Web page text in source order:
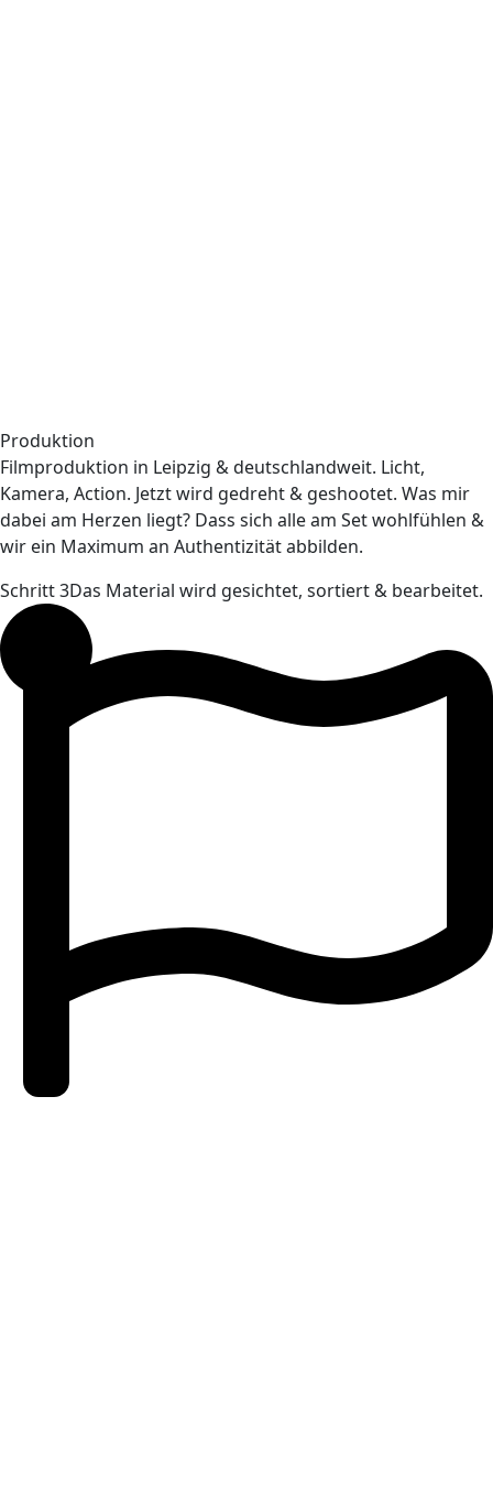
Produktion
Filmproduktion in Leipzig & deutschlandweit. Licht,
Kamera, Action. Jetzt wird gedreht & geshootet. Was mir
dabei am Herzen liegt? Dass sich alle am Set wohlfühlen &
wir ein Maximum an Authentizität abbilden.
Schritt 3Das Material wird gesichtet, sortiert & bearbeitet.